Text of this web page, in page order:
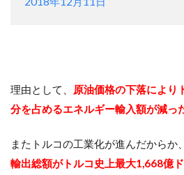
理由として、
原油価格の下落により
分を占めるエネルギー輸入額が減っ
またトルコの工業化が進んだからか、
輸出総額がトルコ史上最大1,668億